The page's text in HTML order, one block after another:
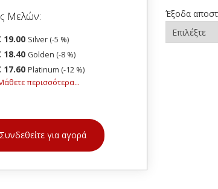
Μελών:
19.00 Silver (-5 %)
18.40 Golden (-8 %)
17.60 Platinum (-12 %)
περισσότερα...
Συνδεθείτε για αγορά
Έξοδα